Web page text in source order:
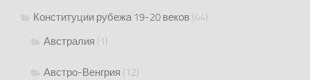
Конституции рубежа 19-20 веков (44)
Австралия (1)
Австро-Венгрия (12)